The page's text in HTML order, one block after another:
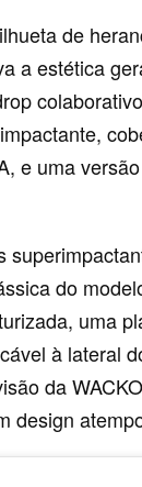
de
a estética
e uma
do
uma
à lateral
da
design